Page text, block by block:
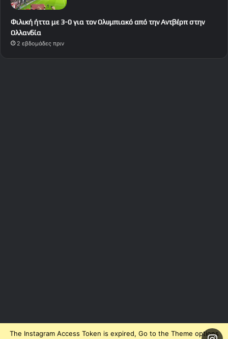
Φιλική ήττα με 3-0 για τον Ολυμπιακό από την Αντβέρπ στην
Ολλανδία
2 εβδομάδες πριν
The Instagram Access Token is expired, Go to the Theme options